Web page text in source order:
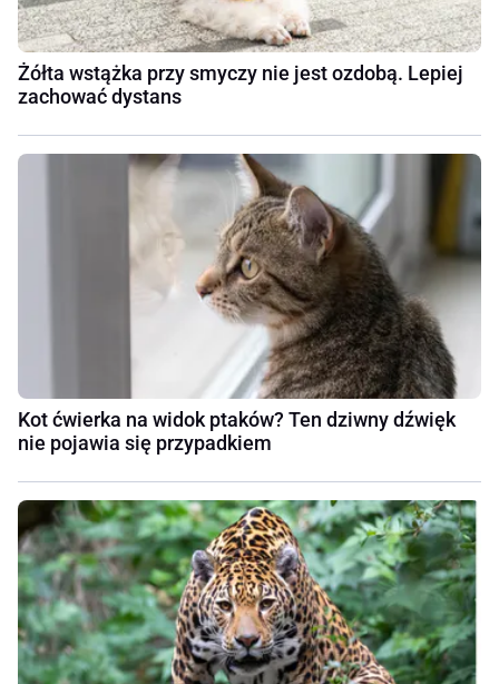
Żółta wstążka przy smyczy nie jest ozdobą. Lepiej
zachować dystans
Kot ćwierka na widok ptaków? Ten dziwny dźwięk
nie pojawia się przypadkiem